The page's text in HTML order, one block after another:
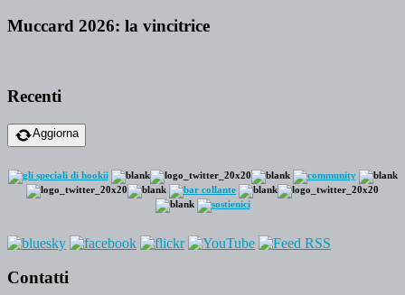
Muccard 2026: la vincitrice
Recenti
Aggiorna
Contatti